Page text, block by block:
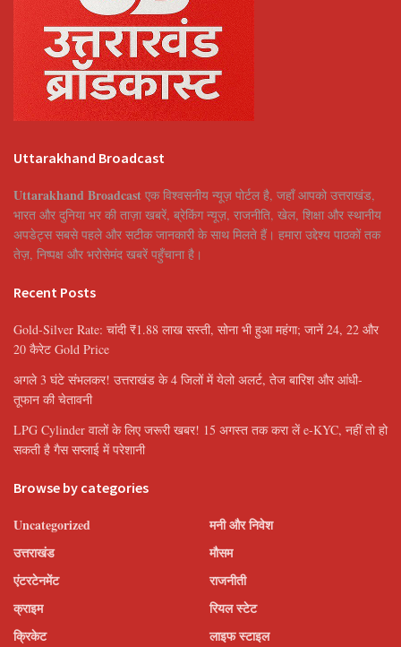
Uttarakhand Broadcast
Uttarakhand Broadcast एक विश्वसनीय न्यूज़ पोर्टल है, जहाँ आपको उत्तराखंड,
भारत और दुनिया भर की ताज़ा खबरें, ब्रेकिंग न्यूज़, राजनीति, खेल, शिक्षा और स्थानीय
अपडेट्स सबसे पहले और सटीक जानकारी के साथ मिलते हैं। हमारा उद्देश्य पाठकों तक
तेज़, निष्पक्ष और भरोसेमंद खबरें पहुँचाना है।
Recent Posts
Gold-Silver Rate: चांदी ₹1.88 लाख सस्ती, सोना भी हुआ महंगा; जानें 24, 22 और
20 कैरेट Gold Price
अगले 3 घंटे संभलकर! उत्तराखंड के 4 जिलों में येलो अलर्ट, तेज बारिश और आंधी-
तूफान की चेतावनी
LPG Cylinder वालों के लिए जरूरी खबर! 15 अगस्त तक करा लें e-KYC, नहीं तो हो
सकती है गैस सप्लाई में परेशानी
Browse by categories
Uncategorized
उत्तराखंड
एंटरटेनमेंट
क्राइम
क्रिकेट
मनी और निवेश
मौसम
राजनीती
रियल स्टेट
लाइफ स्टाइल